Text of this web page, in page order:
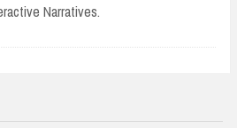
Narratives.